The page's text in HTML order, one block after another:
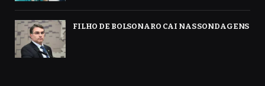
FILHO DE BOLSONARO CAI NAS SONDAGENS